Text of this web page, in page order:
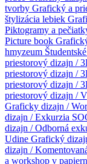
tvorby Grafický a
štylizácia lebiek
Piktogramy a
Picture book
hmyzeum
priestorový dizajn /
priestorový dizajn /
priestorový dizajn /
priestorový dizajn /
Graficky dizajn /
dizajn / Exkurzia
dizajn / Odborná
Udine Grafický
dizajn /
a workshop v